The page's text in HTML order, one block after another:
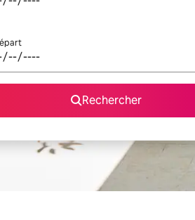
Rechercher